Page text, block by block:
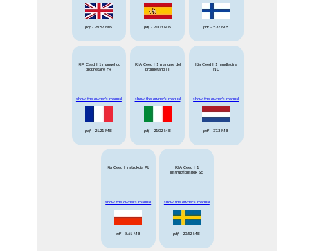
pdf - 29.62 MB pdf - 21.03 MB pdf - 5.37 MB
KIA Ceed I 1 manuel du
proprietaire FR
show the owner's manual
pdf - 21.21 MB
KIA Ceed I 1 manuale del
proprietario IT
show the owner's manual
pdf - 21.02 MB
Kia Ceed I 1 handleiding
NL
show the owner's manual
pdf - 37.3 MB
Kia Ceed I instrukcja PL
show the owner's manual
pdf - 8.61 MB
KIA Ceed I 1
instruktionsbok SE
show the owner's manual
pdf - 20.52 MB